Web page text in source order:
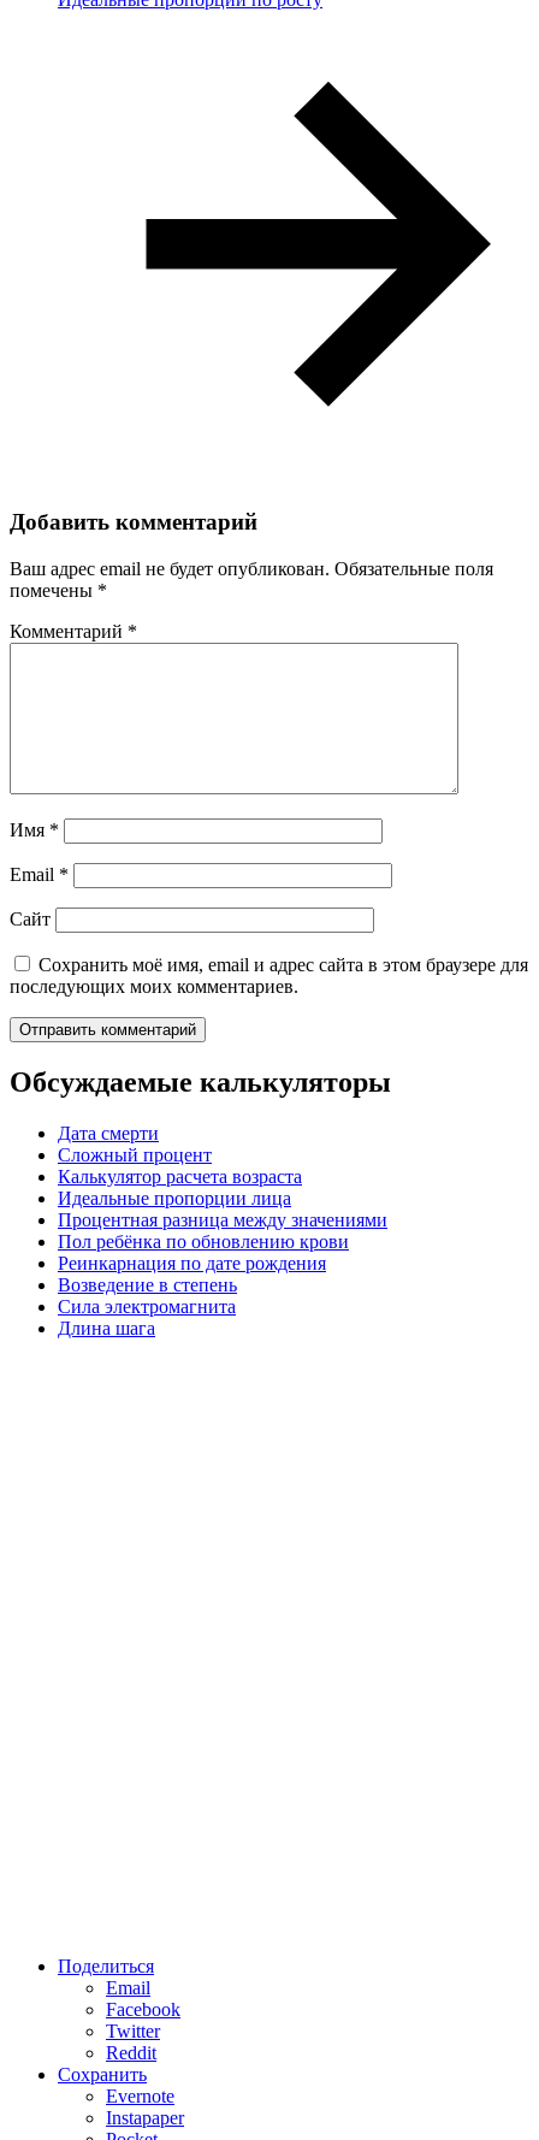
Добавить комментарий
Ваш адрес email не будет опубликован. Обязательные поля
помечены *
Комментарий *
Имя *
Email *
Сайт
Сохранить моё имя, email и адрес сайта в этом браузере для
последующих моих комментариев.
Обсуждаемые калькуляторы
Дата смерти
Сложный процент
Калькулятор расчета возраста
Идеальные пропорции лица
Процентная разница между значениями
Пол ребёнка по обновлению крови
Реинкарнация по дате рождения
Возведение в степень
Сила электромагнита
Длина шага
Поделиться
Email
Facebook
Twitter
Reddit
Сохранить
Evernote
Instapaper